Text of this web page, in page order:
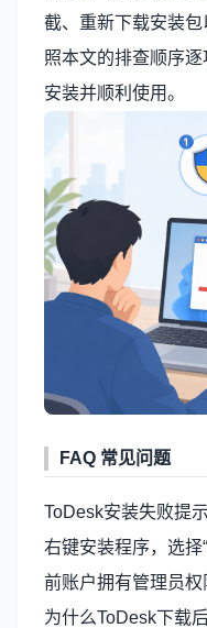
截、重新下载安装
照本文的排查顺序
安装并顺利使用。
FAQ 常见问题
ToDesk安装失败提
右键安装程序，选择
前账户拥有管理员权
为什么ToDesk下载